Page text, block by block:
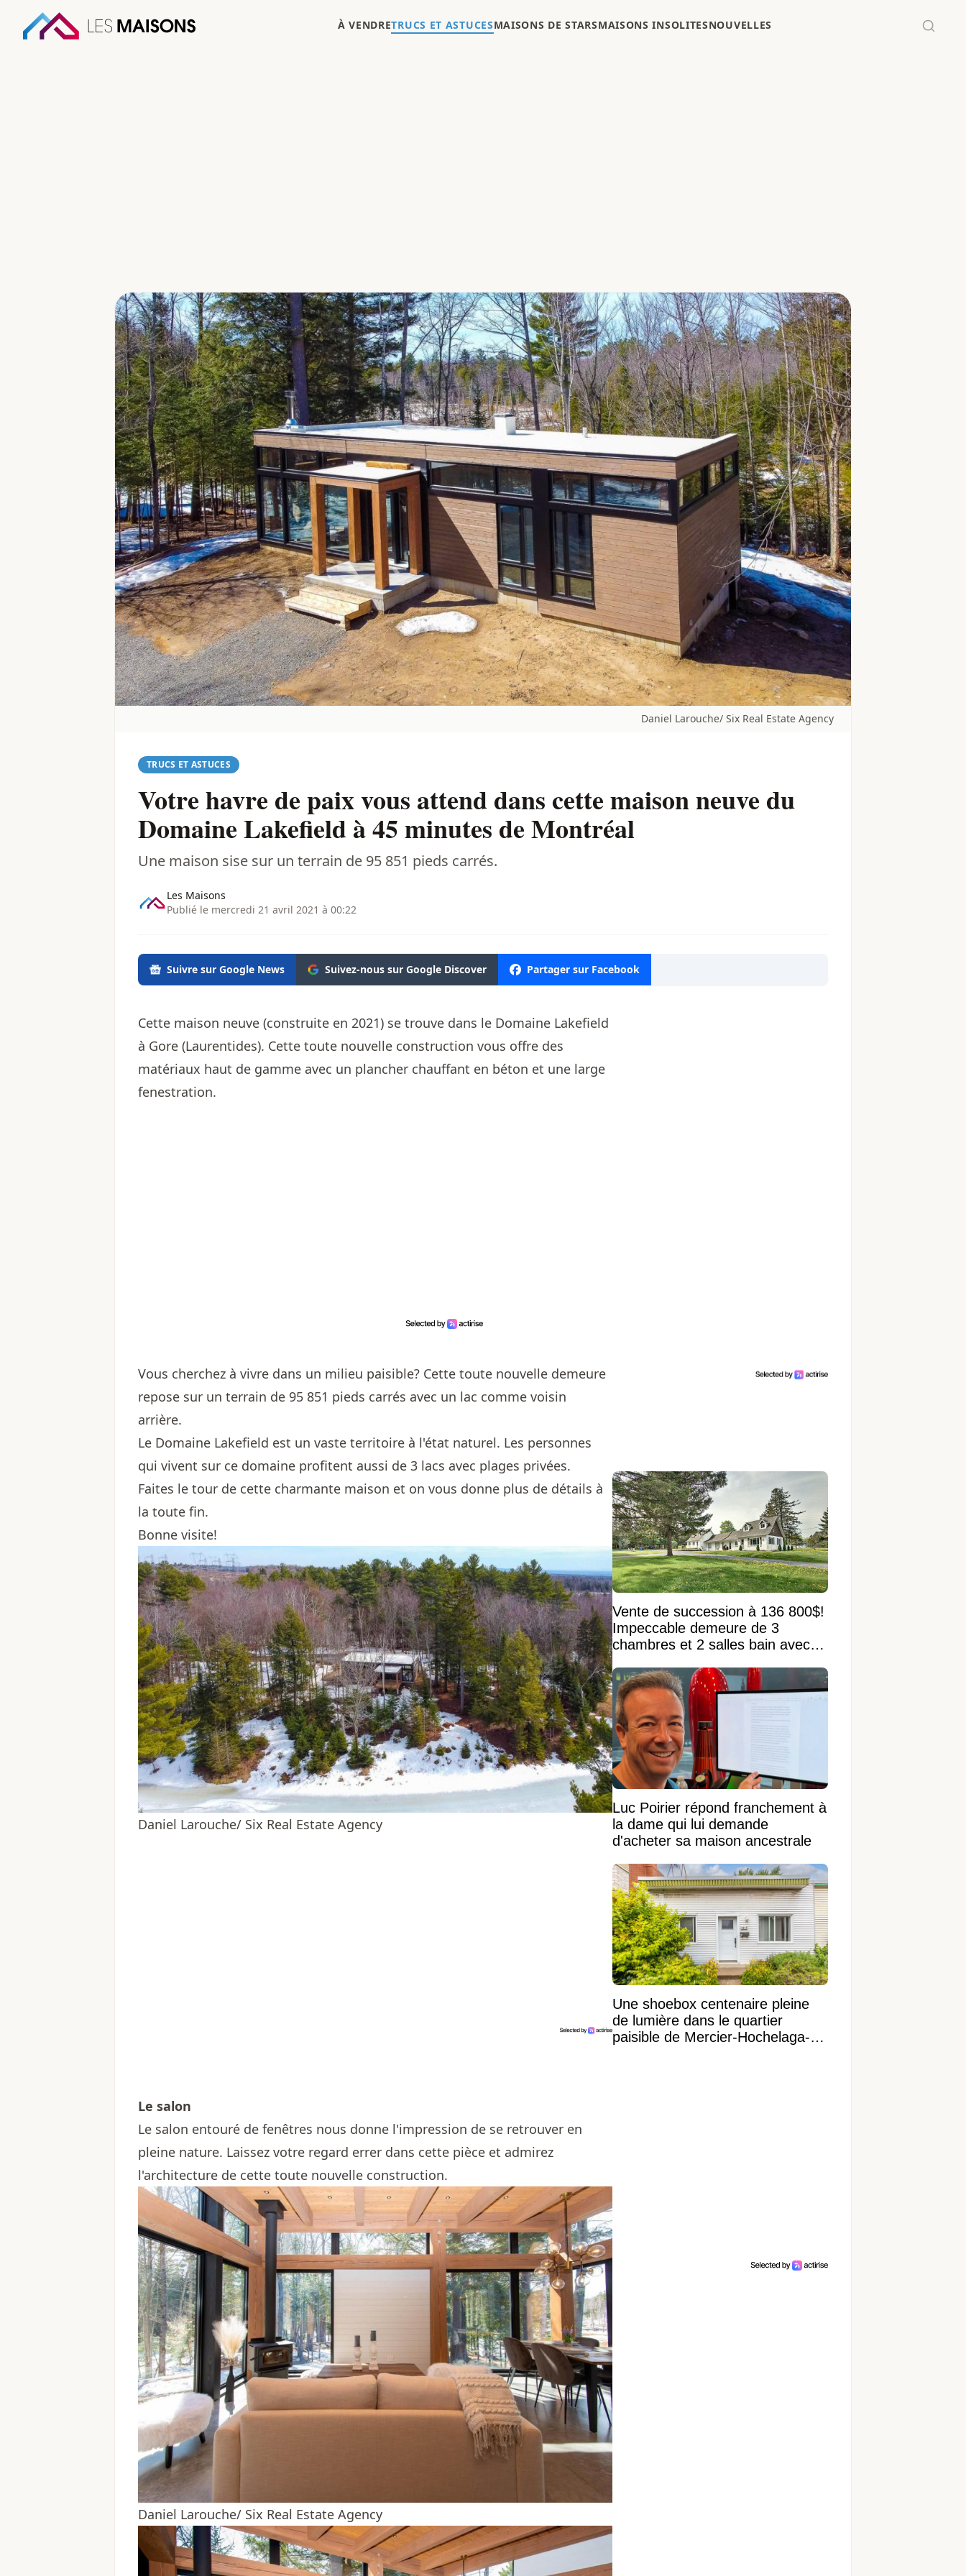
À VENDRETRUCS ET ASTUCESMAISONS DE STARSMAISONS INSOLITESNOUVELLES
Daniel Larouche/ Six Real Estate Agency
TRUCS ET ASTUCES
Votre havre de paix vous attend dans cette maison neuve du
Domaine Lakefield à 45 minutes de Montréal
Une maison sise sur un terrain de 95 851 pieds carrés.
Les Maisons
Publié le mercredi 21 avril 2021 à 00:22
Suivre sur Google News Suivez-nous sur Google Discover Partager sur Facebook
Cette maison neuve (construite en 2021) se trouve dans le Domaine Lakefield
à Gore (Laurentides). Cette toute nouvelle construction vous offre des
matériaux haut de gamme avec un plancher chauffant en béton et une large
fenestration.
Vous cherchez à vivre dans un milieu paisible? Cette toute nouvelle demeure
repose sur un terrain de 95 851 pieds carrés avec un lac comme voisin
arrière.
Le Domaine Lakefield est un vaste territoire à l'état naturel. Les personnes
qui vivent sur ce domaine profitent aussi de 3 lacs avec plages privées.
Faites le tour de cette charmante maison et on vous donne plus de détails à
la toute fin.
Bonne visite!
Daniel Larouche/ Six Real Estate Agency
Le salon
Le salon entouré de fenêtres nous donne l'impression de se retrouver en
pleine nature. Laissez votre regard errer dans cette pièce et admirez
l'architecture de cette toute nouvelle construction.
Daniel Larouche/ Six Real Estate Agency
Vente de succession à 136 800$!
Impeccable demeure de 3
chambres et 2 salles bain avec
Luc Poirier répond franchement à
la dame qui lui demande
d'acheter sa maison ancestrale
Une shoebox centenaire pleine
de lumière dans le quartier
paisible de Mercier-Hochelaga-